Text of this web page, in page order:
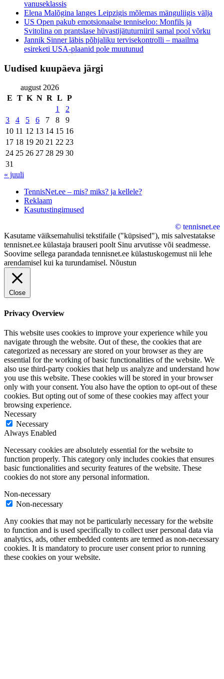
vanuseklassis
Elena Malõgina langes Leipzigis mõlemas mänguliigis välja
US Open pakub emotsionaalse tenniseloo: Monfils ja
Svitolina on prantslase hüvastijätuturniiril samal pool võrku
Jannik Sinner läbis põhjaliku tervisekontrolli – maailma
esireketi USA-plaanid pole muutunud
Uudised kuupäeva järgi
august 2026
E T K N R L P
1
2
3
4 5 6 7 8
9
10 11 12 13 14 15 16
17 18 19 20 21 22 23
24 25 26 27 28 29 30
31
« juuli
TennisNet.ee – mis? miks? ja kellele?
Reklaam
Kasutustingimused
© tennisnet.ee
Kasutame väiksemahulisi tekstifaile ("küpsised"), mis salvestatakse
tennisnet.ee külastaja brauseri poolt Sinu arvutisse või seadmesse.
Soovime sellega parandada tennisnet.ee külastuskogemust nii lehe
arendamisel kui ka turundamisel. Nõustun
Close
Privacy Overview
This website uses cookies to improve your experience while you
navigate through the website. Out of these, the cookies that are
categorized as necessary are stored on your browser as they are
essential for the working of basic functionalities of the website. We
also use third-party cookies that help us analyze and understand how
you use this website. These cookies will be stored in your browser
only with your consent. You also have the option to opt-out of these
cookies. But opting out of some of these cookies may affect your
browsing experience.
Necessary
Necessary
Always Enabled
Necessary cookies are absolutely essential for the website to
function properly. This category only includes cookies that ensures
basic functionalities and security features of the website. These
cookies do not store any personal information.
Non-necessary
Non-necessary
Any cookies that may not be particularly necessary for the website
to function and is used specifically to collect user personal data via
analytics, ads, other embedded contents are termed as non-necessary
cookies. It is mandatory to procure user consent prior to running
these cookies on your website.